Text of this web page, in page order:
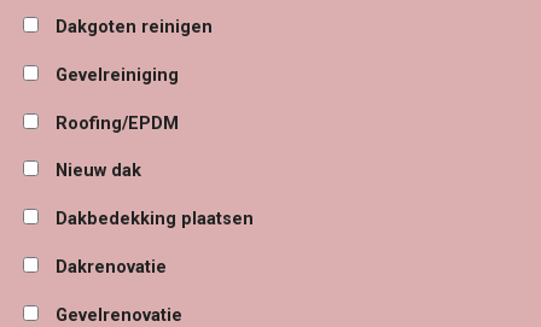
Dakgoten reinigen
Gevelreiniging
Roofing/EPDM
Nieuw dak
Dakbedekking plaatsen
Dakrenovatie
Gevelrenovatie